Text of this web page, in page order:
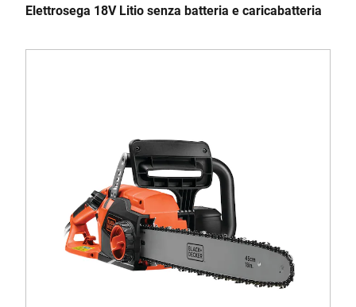
Elettrosega 18V Litio senza batteria e caricabatteria